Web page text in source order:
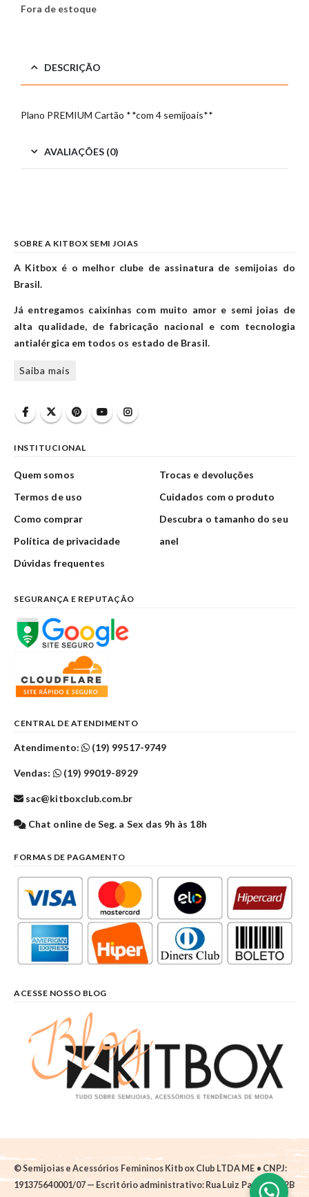
Fora de estoque
DESCRIÇÃO
Plano PREMIUM Cartão **com 4 semijoais**
AVALIAÇÕES (0)
SOBRE A KITBOX SEMI JOIAS
A Kitbox é o melhor clube de assinatura de semijoias do
Brasil.
Já entregamos caixinhas com muito amor e semi joias de
alta qualidade, de fabricação nacional e com tecnologia
antialérgica em todos os estado de Brasil.
Saiba mais
INSTITUCIONAL
Quem somos
Termos de uso
Como comprar
Política de privacidade
Dúvidas frequentes
Trocas e devoluções
Cuidados com o produto
Descubra o tamanho do seu
anel
SEGURANÇA E REPUTAÇÃO
CENTRAL DE ATENDIMENTO
Atendimento: (19) 99517-9749
Vendas: (19) 99019-8929
sac@kitboxclub.com.br
Chat online de Seg. a Sex das 9h às 18h
FORMAS DE PAGAMENTO
ACESSE NOSSO BLOG
© Semijoias e Acessórios Femininos Kitbox Club LTDA ME • CNPJ:
191375640001/07 — Escritório administrativo: Rua Luiz Pantano, 62B